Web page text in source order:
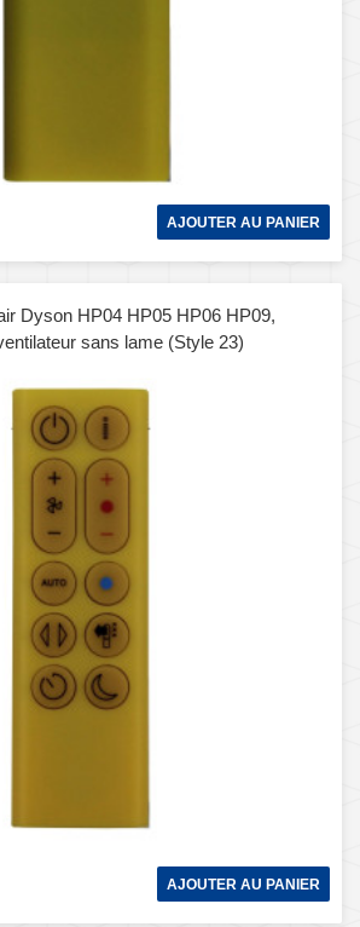
AJOUTER AU PANIER
Dyson HP04 HP05 HP06 HP09,
sans lame (Style 23)
AJOUTER AU PANIER